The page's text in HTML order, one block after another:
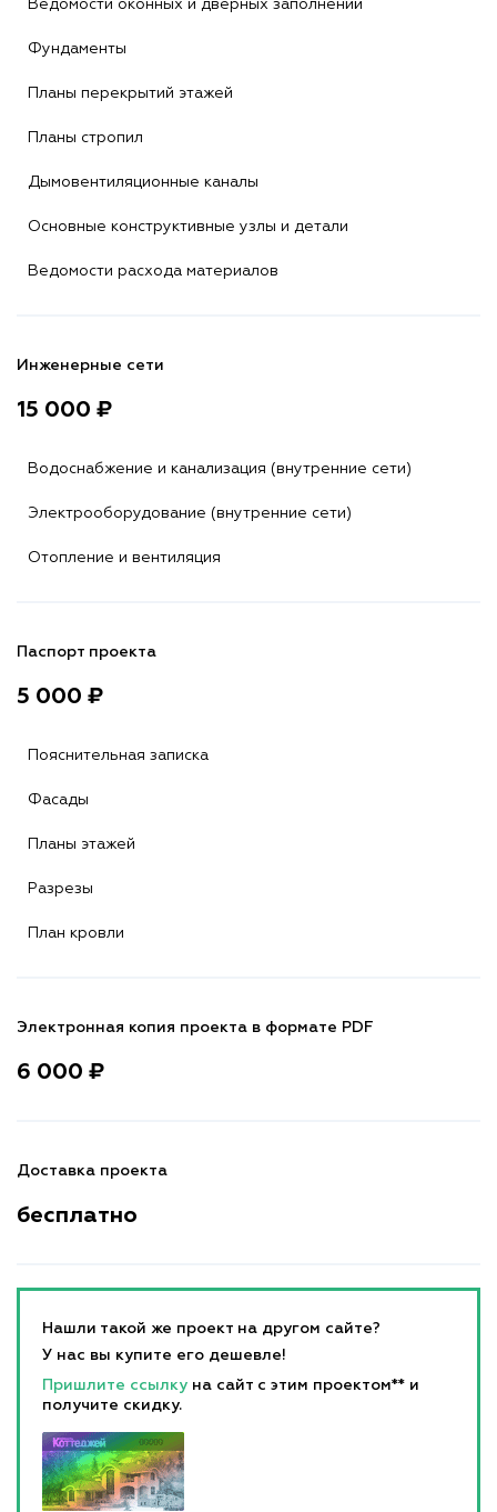
Ведомости оконных и дверных заполнений
Фундаменты
Планы перекрытий этажей
Планы стропил
Дымовентиляционные каналы
Основные конструктивные узлы и детали
Ведомости расхода материалов
Инженерные сети
15 000 ₽
Водоснабжение и канализация (внутренние сети)
Электрооборудование (внутренние сети)
Отопление и вентиляция
Паспорт проекта
5 000 ₽
Пояснительная записка
Фасады
Планы этажей
Разрезы
План кровли
Электронная копия проекта в формате PDF
6 000 ₽
Доставка проекта
бесплатно
Нашли такой же проект на другом сайте?
У нас вы купите его дешевле!
Пришлите ссылку на сайт с этим проектом** и
получите скидку.